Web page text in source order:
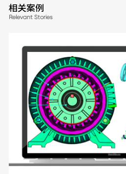
相关案例
Relevant Stories